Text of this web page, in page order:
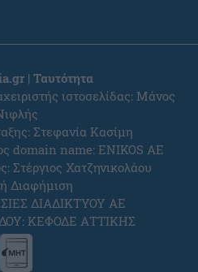
| Ταυτότητα
ιστοσελίδας: Μάνος
Στεφανία Κασίμη
domain name: ENIKOS AE
Στέργιος Χατζηνικολάου
Διαφήμιση
ΔΙΑΔΙΚΤΥΟΥ ΑΕ
ΚΕΦΟΔΕ ΑΤΤΙΚΗΣ